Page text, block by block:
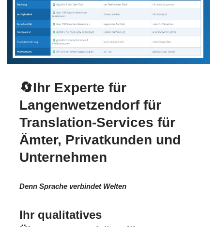
🔄Ihr Experte für
Langenwetzendorf für
Translation-Services für
Ämter, Privatkunden und
Unternehmen
Denn Sprache verbindet Welten
Ihr qualitatives